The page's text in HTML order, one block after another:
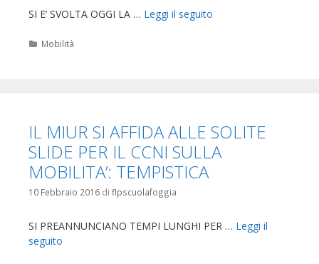
SI E’ SVOLTA OGGI LA … Leggi il seguito
Categorie
Mobilità
IL MIUR SI AFFIDA ALLE SOLITE
SLIDE PER IL CCNI SULLA
MOBILITA’: TEMPISTICA
10 Febbraio 2016 di flpscuolafoggia
SI PREANNUNCIANO TEMPI LUNGHI PER … Leggi il
seguito